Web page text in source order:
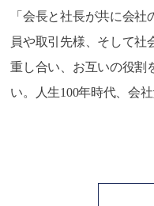
「会長と社長が共に会
員や取引先様、そして社
重し合い、お互いの役割
い。人生100年時代、会